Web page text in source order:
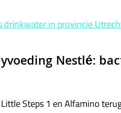
drinkwater in provincie
Nestlé:
Steps 1 en Alfamino